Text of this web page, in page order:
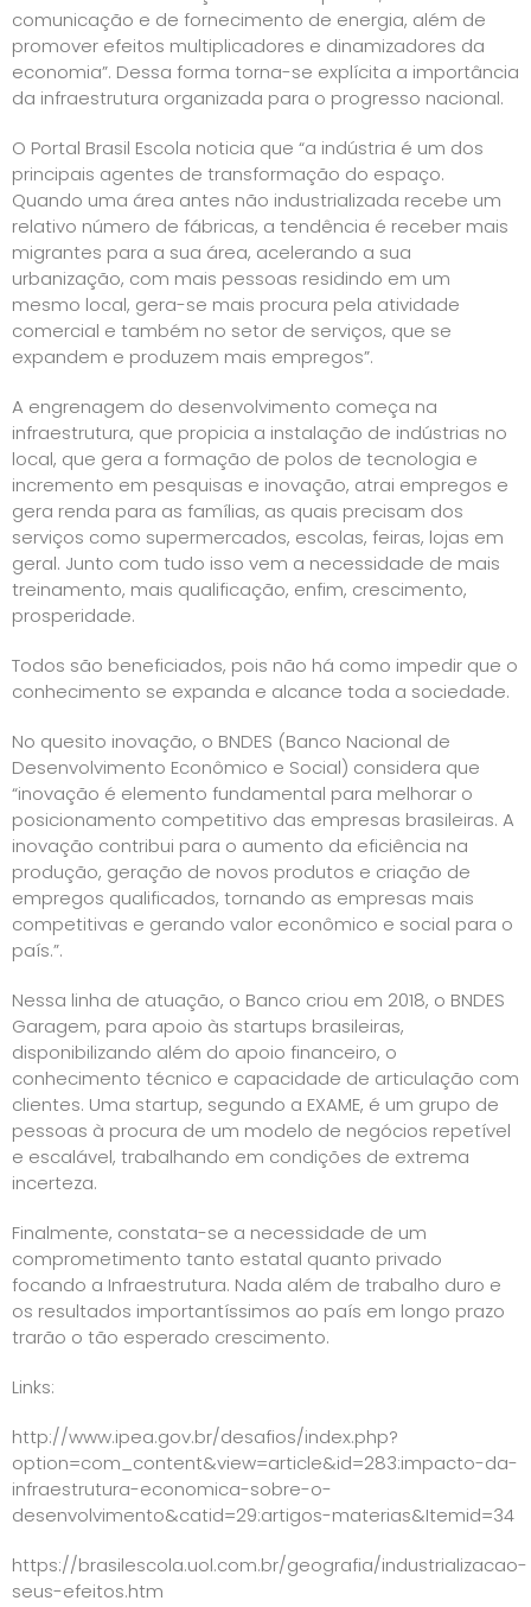
comunicação e de fornecimento de energia, além de
promover efeitos multiplicadores e dinamizadores da
economia”. Dessa forma torna-se explícita a importância
da infraestrutura organizada para o progresso nacional.
O Portal Brasil Escola noticia que “a indústria é um dos
principais agentes de transformação do espaço.
Quando uma área antes não industrializada recebe um
relativo número de fábricas, a tendência é receber mais
migrantes para a sua área, acelerando a sua
urbanização, com mais pessoas residindo em um
mesmo local, gera-se mais procura pela atividade
comercial e também no setor de serviços, que se
expandem e produzem mais empregos”.
A engrenagem do desenvolvimento começa na
infraestrutura, que propicia a instalação de indústrias no
local, que gera a formação de polos de tecnologia e
incremento em pesquisas e inovação, atrai empregos e
gera renda para as famílias, as quais precisam dos
serviços como supermercados, escolas, feiras, lojas em
geral. Junto com tudo isso vem a necessidade de mais
treinamento, mais qualificação, enfim, crescimento,
prosperidade.
Todos são beneficiados, pois não há como impedir que o
conhecimento se expanda e alcance toda a sociedade.
No quesito inovação, o BNDES (Banco Nacional de
Desenvolvimento Econômico e Social) considera que
“inovação é elemento fundamental para melhorar o
posicionamento competitivo das empresas brasileiras. A
inovação contribui para o aumento da eficiência na
produção, geração de novos produtos e criação de
empregos qualificados, tornando as empresas mais
competitivas e gerando valor econômico e social para o
país.”.
Nessa linha de atuação, o Banco criou em 2018, o BNDES
Garagem, para apoio às startups brasileiras,
disponibilizando além do apoio financeiro, o
conhecimento técnico e capacidade de articulação com
clientes. Uma startup, segundo a EXAME, é um grupo de
pessoas à procura de um modelo de negócios repetível
e escalável, trabalhando em condições de extrema
incerteza.
Finalmente, constata-se a necessidade de um
comprometimento tanto estatal quanto privado
focando a Infraestrutura. Nada além de trabalho duro e
os resultados importantíssimos ao país em longo prazo
trarão o tão esperado crescimento.
Links:
http://www.ipea.gov.br/desafios/index.php?
option=com_content&view=article&id=283:impacto-da-
infraestrutura-economica-sobre-o-
desenvolvimento&catid=29:artigos-materias&Itemid=34
https://brasilescola.uol.com.br/geografia/industrializacao-
seus-efeitos.htm